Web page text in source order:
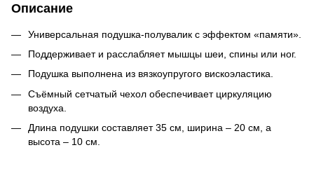
Описание
Универсальная подушка-полувалик с эффектом «памяти».
Поддерживает и расслабляет мышцы шеи, спины или ног.
Подушка выполнена из вязкоупругого вискоэластика.
Съёмный сетчатый чехол обеспечивает циркуляцию
воздуха.
Длина подушки составляет 35 см, ширина – 20 см, а
высота – 10 см.